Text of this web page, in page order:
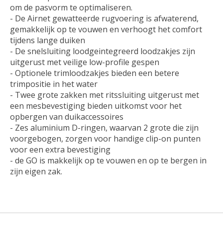
om de pasvorm te optimaliseren.
- De Airnet gewatteerde rugvoering is afwaterend,
gemakkelijk op te vouwen en verhoogt het comfort
tijdens lange duiken
- De snelsluiting loodgeintegreerd loodzakjes zijn
uitgerust met veilige low-profile gespen
- Optionele trimloodzakjes bieden een betere
trimpositie in het water
- Twee grote zakken met ritssluiting uitgerust met
een mesbevestiging bieden uitkomst voor het
opbergen van duikaccessoires
- Zes aluminium D-ringen, waarvan 2 grote die zijn
voorgebogen, zorgen voor handige clip-on punten
voor een extra bevestiging
- de GO is makkelijk op te vouwen en op te bergen in
zijn eigen zak.